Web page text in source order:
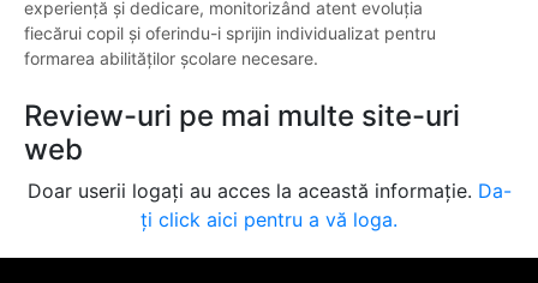
experiență și dedicare, monitorizând atent evoluția
fiecărui copil și oferindu-i sprijin individualizat pentru
formarea abilităților școlare necesare.
Review-uri pe mai multe site-uri
web
Doar userii logați au acces la această informație. Da-
ți click aici pentru a vă loga.